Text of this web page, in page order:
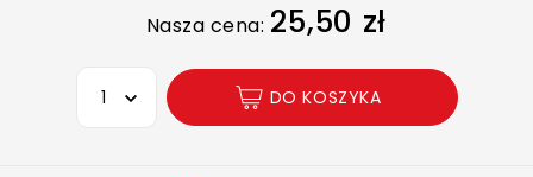
Nasza cena: 25,50 zł
Wybierz opcję
DO KOSZYKA